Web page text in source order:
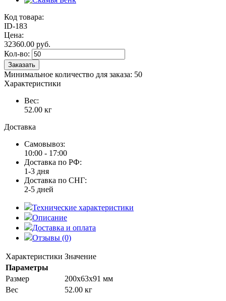
Код товара:
ID-183
Цена:
32360.00 руб.
Кол-во:
Заказать
Минимальное количество для заказа: 50
Характеристики
Вес:
52.00 кг
Доставка
Самовывоз:
10:00 - 17:00
Доставка по РФ:
1-3 дня
Доставка по СНГ:
2-5 дней
Технические характеристики
Описание
Доставка и оплата
Отзывы (0)
Характеристики Значение
Параметры
Размер
200x63x91 мм
Вес
52.00 кг